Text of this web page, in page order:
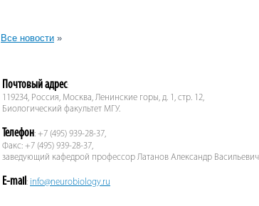
Все новости »
Почтовый адрес:
119234, Россия, Москва, Ленинские горы, д. 1, стр. 12,
Биологический факультет МГУ.
Телефон: +7 (495) 939-28-37,
Факс: +7 (495) 939-28-37,
заведующий кафедрой профессор Латанов Александр Васильевич
E-mail : info@neurobiology.ru